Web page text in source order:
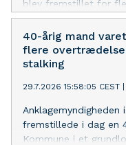
blev fremstillet for
tilhold og for
den 39-årige mand.
uger, og han tog
40-årig mand
flere
stalking
29.7.2026 15:58:05 CEST
fremstillede i dag en
Kommune i et